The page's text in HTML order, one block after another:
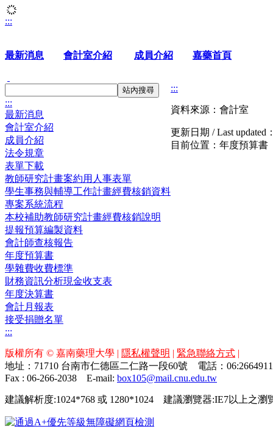
:::
最新消息 會計室介紹 成員介紹 嘉藥首頁
站內搜尋
:::
最新消息
會計室介紹
成員介紹
法令規章
表單下載
教師研究計畫案約用人事表單
學生事務與輔導工作計畫經費核銷資料
專案系統流程
本校補助教師研究計畫經費核銷說明
提報預算編製資料
會計師查核報告
年度預算書
學雜費收費標準
財務資訊分析現金收支表
年度決算書
會計月報表
接受捐贈名單
:::
資料來源：會計室
更新日期 / Last updated
目前位置： 年度預算書
:::
版權所有 © 嘉南藥理大學 | 隱私權聲明 | 緊急聯絡方式 |
地址：71710 台南市仁德區二仁路一段60號 電話：
Fax : 06-266-2038 E-mail: box105@mail.cnu.edu.tw
建議解析度:1024*768 或 1280*1024 建議瀏覽器:IE7以上之瀏